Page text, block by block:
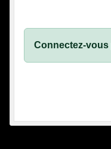
Connectez-vous